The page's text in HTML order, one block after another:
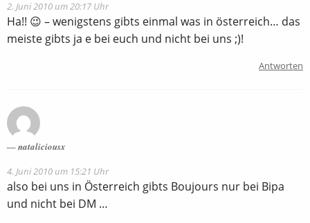
2. Juni 2010 um 20:17 Uhr
Ha!! 😉 – wenigstens gibts einmal was in österreich… das
meiste gibts ja e bei euch und nicht bei uns ;)!
Antworten
nataliciousx
4. Juni 2010 um 15:21 Uhr
also bei uns in Österreich gibts Boujours nur bei Bipa
und nicht bei DM …